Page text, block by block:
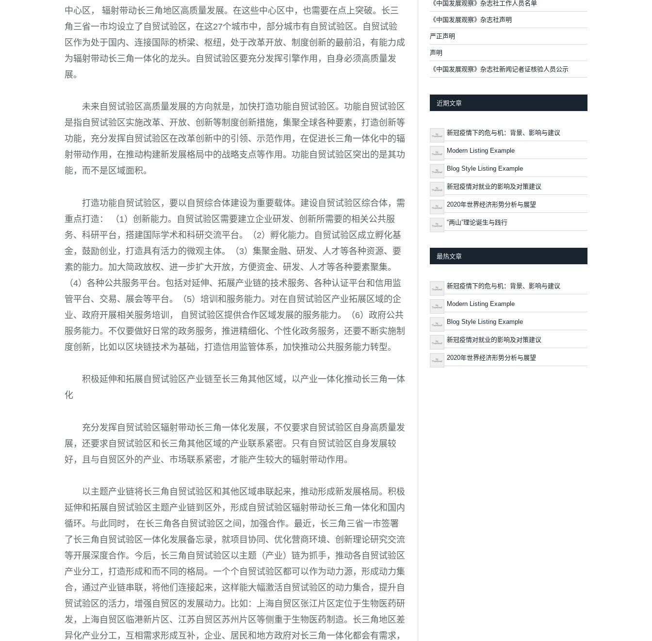
中心区， 辐射带动长三角地区高质量发展。在这些中心区中，也需要在点上突破。长三
角三省一市均设立了自贸试验区，在这27个城市中，部分城市有自贸试验区。自贸试验
区作为处于国内、连接国际的桥梁、枢纽，处于改革开放、制度创新的最前沿，有能力成
为辐射带动长三角一体化的龙头。自贸试验区要充分发挥引擎作用，自身必须高质量发
展。
未来自贸试验区高质量发展的方向就是，加快打造功能自贸试验区。功能自贸试验区
是指自贸试验区实施改革、开放、创新等制度创新措施，集聚全球各种要素，打造创新等
功能，充分发挥自贸试验区在改革创新中的引领、示范作用，在促进长三角一体化中的辐
射带动作用，在推动构建新发展格局中的战略支点等作用。功能自贸试验区突出的是其功
能，而不是区域面积。
打造功能自贸试验区，要以自贸综合体建设为重要载体。建设自贸试验区综合体，需
重点打造： （1）创新能力。自贸试验区需要建立企业研发、创新所需要的相关公共服
务、科研平台，搭建国际学术和科研交流平台。（2）孵化能力。自贸试验区成立孵化基
金，鼓励创业，打造具有活力的微观主体。（3）集聚金融、研发、人才等各种资源、要
素的能力。加大简政放权、进一步扩大开放，方便资金、研发、人才等各种要素聚集。
（4）各种公共服务平台。包括对延伸、拓展产业链的技术服务、各种认证平台和信用监
管平台、交易、展会等平台。（5）培训和服务能力。对在自贸试验区产业拓展区域的企
业、政府开展相关服务培训， 自贸试验区提供合作区域发展的服务能力。（6）政府公共
服务能力。不仅要做好日常的政务服务，推进精细化、个性化政务服务，还要不断实施制
度创新，比如以区块链技术为基础，打造信用监管体系，加快推动公共服务能力转型。
积极延伸和拓展自贸试验区产业链至长三角其他区域，以产业一体化推动长三角一体
化
充分发挥自贸试验区辐射带动长三角一体化发展，不仅要求自贸试验区自身高质量发
展，还要求自贸试验区和长三角其他区域的产业联系紧密。只有自贸试验区自身发展较
好，且与自贸区外的产业、市场联系紧密，才能产生较大的辐射带动作用。
以主题产业链将长三角自贸试验区和其他区域串联起来，推动形成新发展格局。积极
延伸和拓展自贸试验区主题产业链到区外，形成自贸试验区辐射带动长三角一体化和国内
循环。与此同时， 在长三角各自贸试验区之间，加强合作。最近，长三角三省一市签署
了长三角自贸试验区一体化发展备忘录，就项目协同、优化营商环境、创新理论研究交流
等开展深度合作。今后，长三角自贸试验区以主题（产业）链为抓手，推动各自贸试验区
产业分工，打造形成和而不同的格局。一个个自贸试验区都可以作为动力源，形成动力集
合，通过产业链串联，将他们连接起来，这样能大幅激活自贸试验区的动力集合，提升自
贸试验区的活力，增强自贸区的发展动力。比如：上海自贸区张江片区定位于生物医药研
发，上海自贸区临港新片区、江苏自贸区苏州片区等侧重于生物医药制造。长三角地区差
异化产业分工，互相需求形成互补，企业、居民和地方政府对长三角一体化都会有需求，
《中国发展观察》杂志社工作人员名单
《中国发展观察》杂志社声明
严正声明
声明
《中国发展观察》杂志社新闻记者证核验人员公示
近期文章
新冠疫情下的危与机：背景、影响与建议
Modern Listing Example
Blog Style Listing Example
新冠疫情对就业的影响及对策建议
2020年世界经济形势分析与展望
“两山”理论诞生与践行
最热文章
新冠疫情下的危与机：背景、影响与建议
Modern Listing Example
Blog Style Listing Example
新冠疫情对就业的影响及对策建议
2020年世界经济形势分析与展望